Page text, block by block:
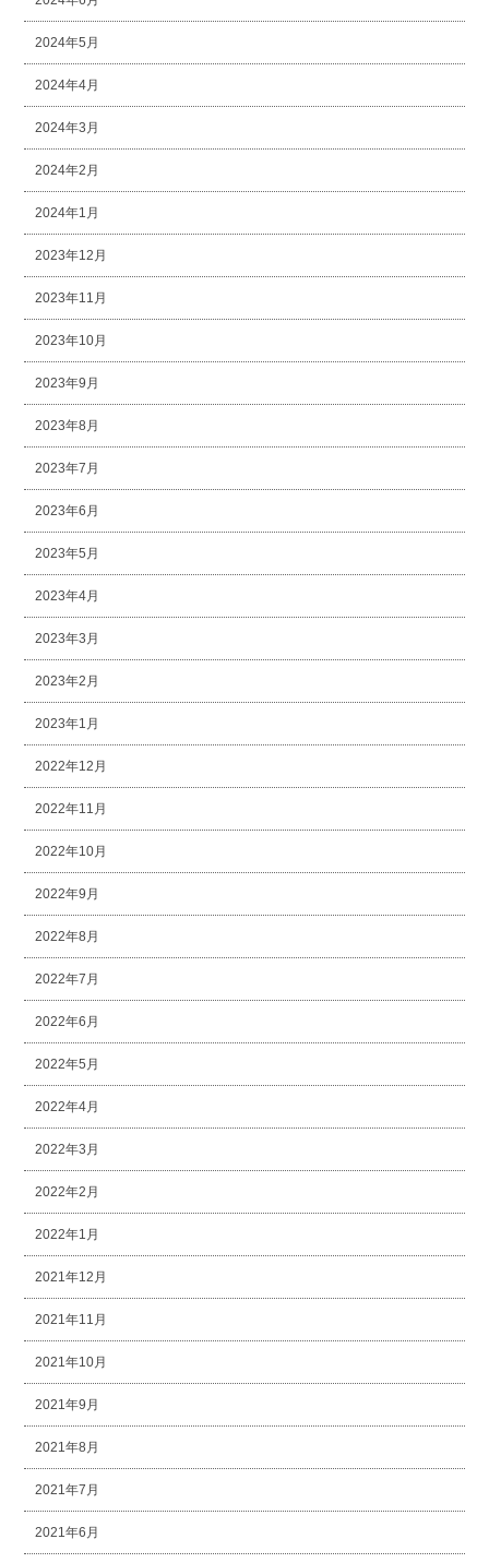
2024年5月
2024年4月
2024年3月
2024年2月
2024年1月
2023年12月
2023年11月
2023年10月
2023年9月
2023年8月
2023年7月
2023年6月
2023年5月
2023年4月
2023年3月
2023年2月
2023年1月
2022年12月
2022年11月
2022年10月
2022年9月
2022年8月
2022年7月
2022年6月
2022年5月
2022年4月
2022年3月
2022年2月
2022年1月
2021年12月
2021年11月
2021年10月
2021年9月
2021年8月
2021年7月
2021年6月